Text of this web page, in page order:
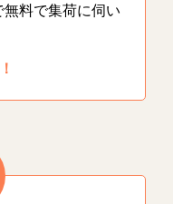
料で集荷に伺い